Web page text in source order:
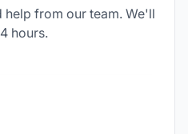
help from our team. We'll
hours.